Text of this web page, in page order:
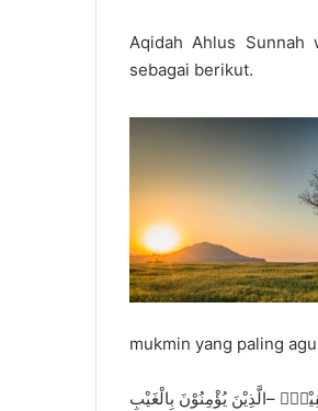
Aqidah Ahlus Sunnah
sebagai berikut.
mukmin yang paling
–الَّذِيْنَ يُؤْمِنُوْنَ بِالْغَيْبِ